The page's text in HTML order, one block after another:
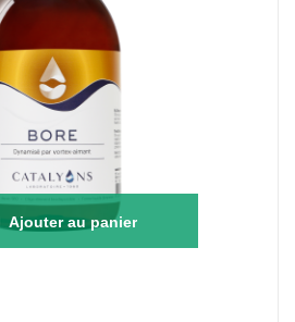
Ajouter au panier